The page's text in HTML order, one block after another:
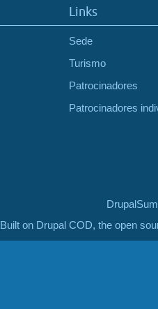
Links
Sede
Turismo
Patrocinadores
Patrocinadores
Built on Drupal COD, the open